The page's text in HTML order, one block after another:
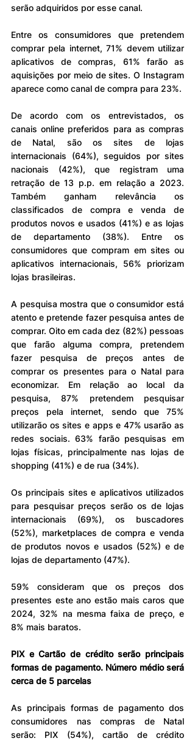
serão adquiridos por esse canal.
Entre os consumidores que pretendem
comprar pela internet, 71% devem utilizar
aplicativos de compras, 61% farão as
aquisições por meio de sites. O Instagram
aparece como canal de compra para 23%.
De acordo com os entrevistados, os
canais online preferidos para as compras
de Natal, são os sites de lojas
internacionais (64%), seguidos por sites
nacionais (42%), que registram uma
retração de 13 p.p. em relação a 2023.
Também ganham relevância os
classificados de compra e venda de
produtos novos e usados (41%) e as lojas
de departamento (38%). Entre os
consumidores que compram em sites ou
aplicativos internacionais, 56% priorizam
lojas brasileiras.
A pesquisa mostra que o consumidor está
atento e pretende fazer pesquisa antes de
comprar. Oito em cada dez (82%) pessoas
que farão alguma compra, pretendem
fazer pesquisa de preços antes de
comprar os presentes para o Natal para
economizar. Em relação ao local da
pesquisa, 87% pretendem pesquisar
preços pela internet, sendo que 75%
utilizarão os sites e apps e 47% usarão as
redes sociais. 63% farão pesquisas em
lojas físicas, principalmente nas lojas de
shopping (41%) e de rua (34%).
Os principais sites e aplicativos utilizados
para pesquisar preços serão os de lojas
internacionais (69%), os buscadores
(52%), marketplaces de compra e venda
de produtos novos e usados (52%) e de
lojas de departamento (47%).
59% consideram que os preços dos
presentes este ano estão mais caros que
2024, 32% na mesma faixa de preço, e
8% mais baratos.
PIX e Cartão de crédito serão principais
formas de pagamento. Número médio será
cerca de 5 parcelas
As principais formas de pagamento dos
consumidores nas compras de Natal
serão: PIX (54%), cartão de crédito